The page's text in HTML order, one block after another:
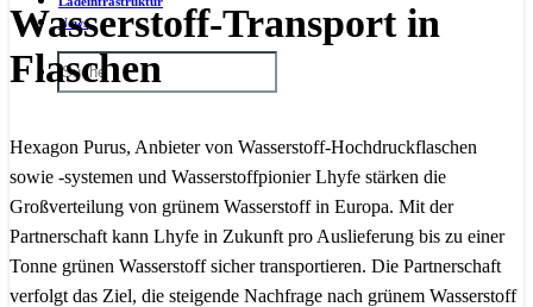
News
Wasserstoff-Transport in
Flaschen
Hexagon Purus, Anbieter von Wasserstoff-Hochdruckflaschen
sowie -systemen und Wasserstoffpionier Lhyfe stärken die
Großverteilung von grünem Wasserstoff in Europa. Mit der
Partnerschaft kann Lhyfe in Zukunft pro Auslieferung bis zu einer
Tonne grünen Wasserstoff sicher transportieren. Die Partnerschaft
verfolgt das Ziel, die steigende Nachfrage nach grünem Wasserstoff